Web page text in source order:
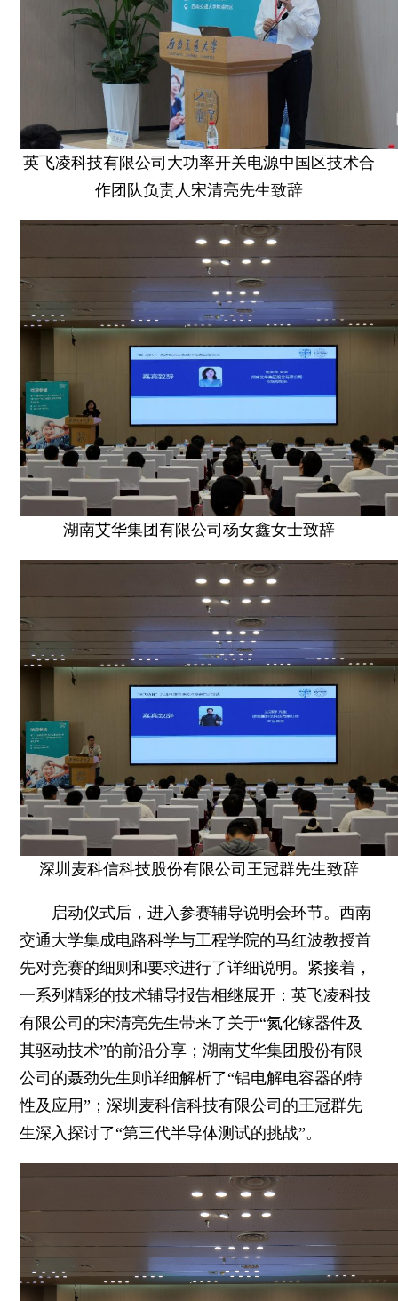
英飞凌科技有限公司大功率开关电源中国区技术合
作团队负责人宋清亮先生致辞
湖南艾华集团有限公司杨女鑫女士致辞
深圳麦科信科技股份有限公司王冠群先生致辞
启动仪式后，进入参赛辅导说明会环节。西南
交通大学集成电路科学与工程学院的马红波教授首
先对竞赛的细则和要求进行了详细说明。紧接着，
一系列精彩的技术辅导报告相继展开：英飞凌科技
有限公司的宋清亮先生带来了关于“氮化镓器件及
其驱动技术”的前沿分享；湖南艾华集团股份有限
公司的聂劲先生则详细解析了“铝电解电容器的特
性及应用”；深圳麦科信科技有限公司的王冠群先
生深入探讨了“第三代半导体测试的挑战”。